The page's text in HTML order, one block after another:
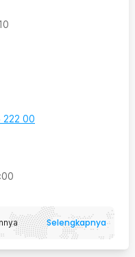
222 00
Selengkapnya